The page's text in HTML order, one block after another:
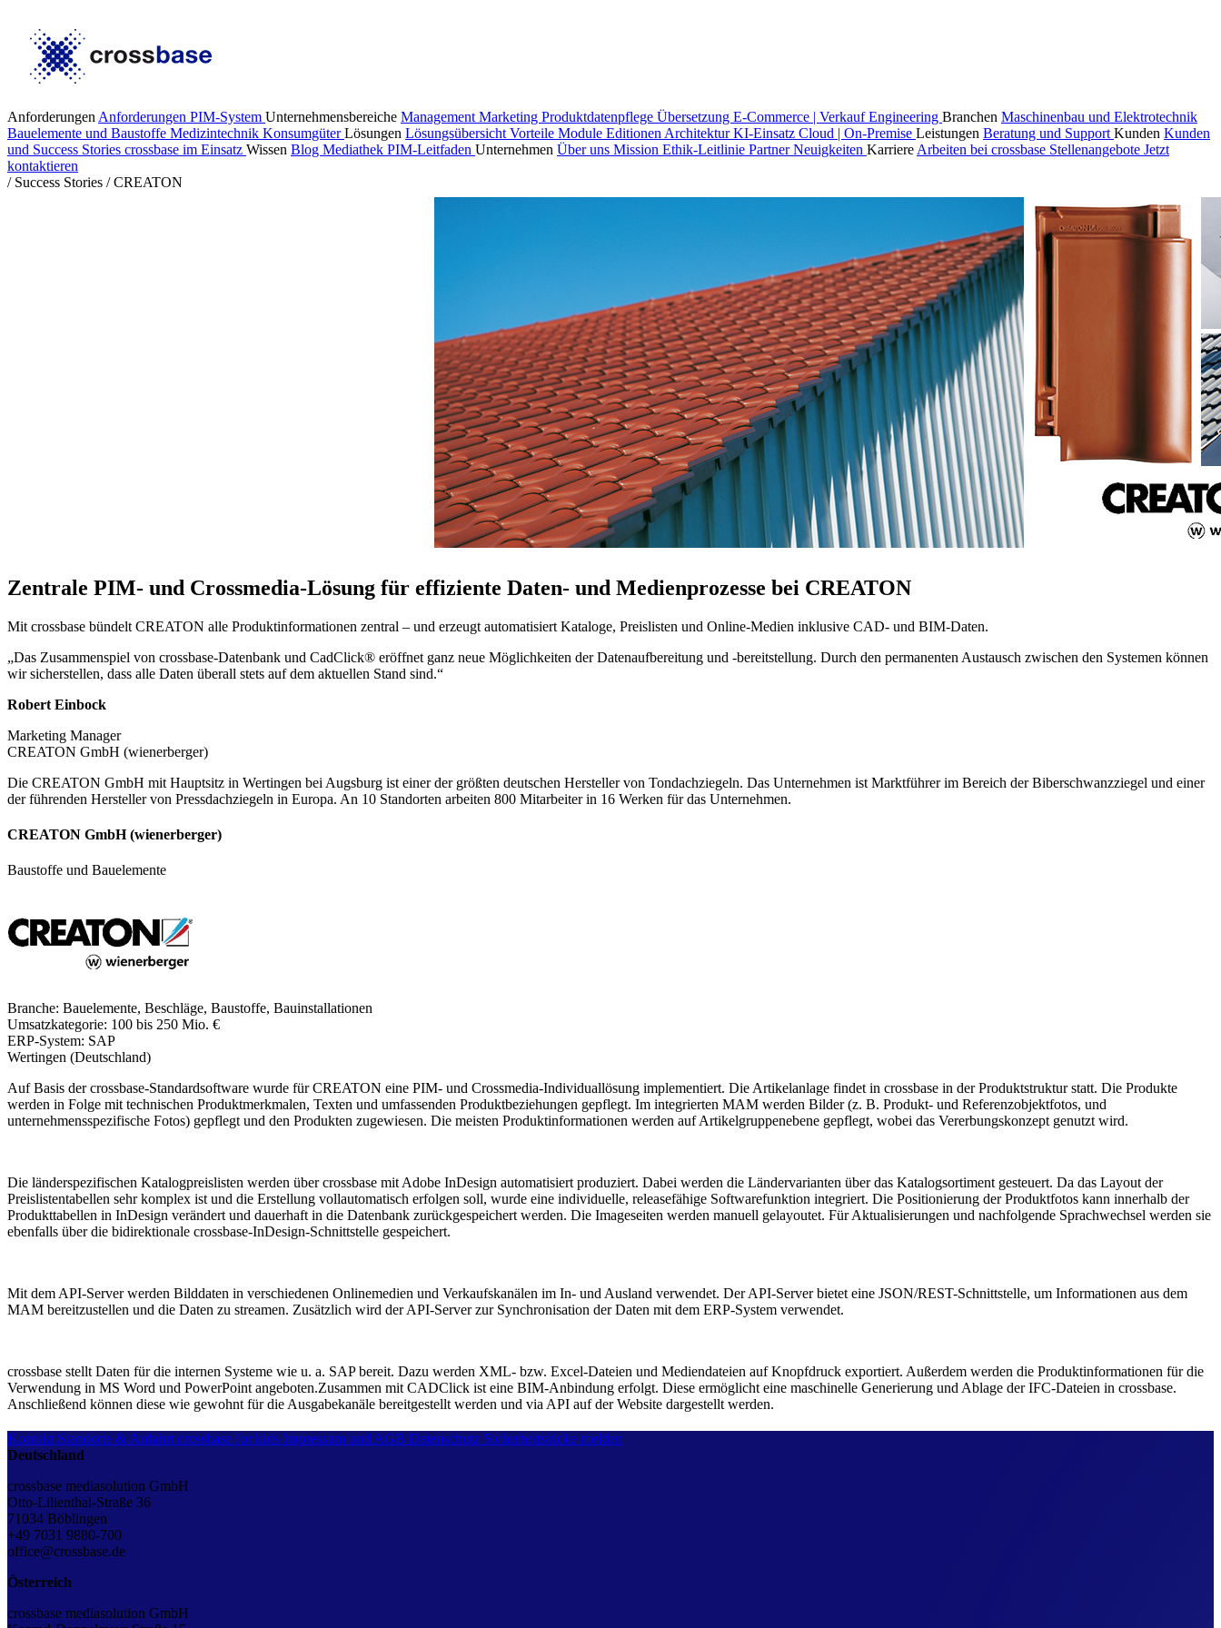
Anforderungen Anforderungen PIM-System Unternehmensbereiche Management Marketing Produktdatenpflege Übersetzung E-Commerce | VerkaufEngineering Branchen Maschinenbau und Elektrotechnik
Bauelemente und Baustoffe Medizintechnik KonsumgüterLösungen Lösungsübersicht Vorteile Module Editionen ArchitekturKI-Einsatz Cloud | On-Premise Leistungen Beratung und Support Kunden Kunden
und Success Stories crossbase im Einsatz Wissen Blog Mediathek PIM-Leitfaden Unternehmen Über uns Mission Ethik-Leitlinie PartnerNeuigkeiten Karriere Arbeiten bei crossbase Stellenangebote Jetzt
kontaktieren
/ Success Stories / CREATON
Zentrale PIM- und Crossmedia-Lösung für effiziente Daten- und Medienprozesse bei CREATON
Mit crossbase bündelt CREATON alle Produktinformationen zentral – und erzeugt automatisiert Kataloge, Preislisten und Online-Medien inklusive CAD- und BIM-Daten.
„Das Zusammenspiel von crossbase-Datenbank und CadClick® eröffnet ganz neue Möglichkeiten der Datenaufbereitung und -bereitstellung. Durch den permanenten Austausch zwischen den Systemen können
wir sicherstellen, dass alle Daten überall stets auf dem aktuellen Stand sind.“
Robert Einbock
Marketing Manager
CREATON GmbH (wienerberger)
Die CREATON GmbH mit Hauptsitz in Wertingen bei Augsburg ist einer der größten deutschen Hersteller von Tondachziegeln. Das Unternehmen ist Marktführer im Bereich der Biberschwanzziegel und einer
der führenden Hersteller von Pressdachziegeln in Europa. An 10 Standorten arbeiten 800 Mitarbeiter in 16 Werken für das Unternehmen.
CREATON GmbH (wienerberger)
Baustoffe und Bauelemente
Branche: Bauelemente, Beschläge, Baustoffe, Bauinstallationen
Umsatzkategorie: 100 bis 250 Mio. €
ERP-System: SAP
Wertingen (Deutschland)
Auf Basis der crossbase-Standardsoftware wurde für CREATON eine PIM- und Crossmedia-Individuallösung implementiert. Die Artikelanlage findet in crossbase in der Produktstruktur statt. Die Produkte
werden in Folge mit technischen Produktmerkmalen, Texten und umfassenden Produktbeziehungen gepflegt. Im integrierten MAM werden Bilder (z. B. Produkt- und Referenzobjektfotos, und
unternehmensspezifische Fotos) gepflegt und den Produkten zugewiesen. Die meisten Produktinformationen werden auf Artikelgruppenebene gepflegt, wobei das Vererbungskonzept genutzt wird.
Die länderspezifischen Katalogpreislisten werden über crossbase mit Adobe InDesign automatisiert produziert. Dabei werden die Ländervarianten über das Katalogsortiment gesteuert. Da das Layout der
Preislistentabellen sehr komplex ist und die Erstellung vollautomatisch erfolgen soll, wurde eine individuelle, releasefähige Softwarefunktion integriert. Die Positionierung der Produktfotos kann innerhalb der
Produkttabellen in InDesign verändert und dauerhaft in die Datenbank zurückgespeichert werden. Die Imageseiten werden manuell gelayoutet. Für Aktualisierungen und nachfolgende Sprachwechsel werden sie
ebenfalls über die bidirektionale crossbase-InDesign-Schnittstelle gespeichert.
Mit dem API-Server werden Bilddaten in verschiedenen Onlinemedien und Verkaufskanälen im In- und Ausland verwendet. Der API-Server bietet eine JSON/REST-Schnittstelle, um Informationen aus dem
MAM bereitzustellen und die Daten zu streamen. Zusätzlich wird der API-Server zur Synchronisation der Daten mit dem ERP-System verwendet.
crossbase stellt Daten für die internen Systeme wie u. a. SAP bereit. Dazu werden XML- bzw. Excel-Dateien und Mediendateien auf Knopfdruck exportiert. Außerdem werden die Produktinformationen für die
Verwendung in MS Word und PowerPoint angeboten.Zusammen mit CADClick ist eine BIM-Anbindung erfolgt. Diese ermöglicht eine maschinelle Generierung und Ablage der IFC-Dateien in crossbase.
Anschließend können diese wie gewohnt für die Ausgabekanäle bereitgestellt werden und via API auf der Website dargestellt werden.
Kontakt Standorte & Anfahrt crossbase for kids Impressum und AGB Datenschutz Sicherheitslücke melden
Deutschland
crossbase mediasolution GmbH
Otto-Lilienthal-Straße 36
71034 Böblingen
+49 7031 9880-700
office@crossbase.de
Österreich
crossbase mediasolution GmbH